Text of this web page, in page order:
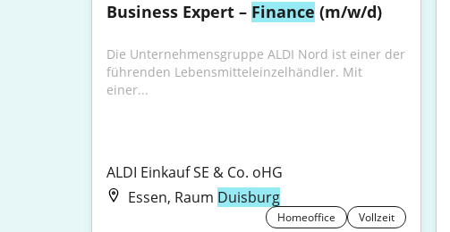
Business Expert – Finance (m/w/d)
Die Unternehmensgruppe ALDI Nord ist einer der
führenden Lebensmitteleinzelhändler. Mit
einer...
ALDI Einkauf SE & Co. oHG
Essen, Raum Duisburg
Homeoffice Vollzeit